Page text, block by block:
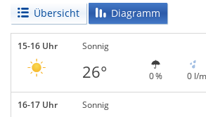
Übersicht Diagramm
15-16 Uhr Sonnig
26° 0 % 0 l/
16-17 Uhr Sonnig